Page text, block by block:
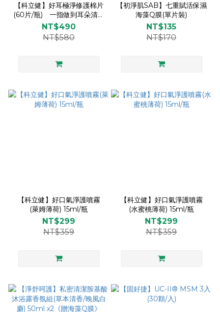
【科立健】好耳極淨修護棉片
(60片/瓶) 一指做到耳朵清潔
+修護
NT$490
NT$580
【初淨肌SAB】七重賦活保濕
海藻Q膜(單片裝)
NT$135
NT$170
【科立健】好口氣淨護噴霧
(萊姆薄荷) 15ml/瓶
NT$299
NT$359
【科立健】好口氣淨護噴霧
(水蜜桃薄荷) 15ml/瓶
NT$299
NT$359